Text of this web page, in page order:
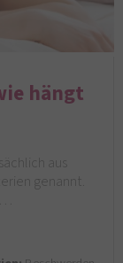
hängt
aus
genannt.